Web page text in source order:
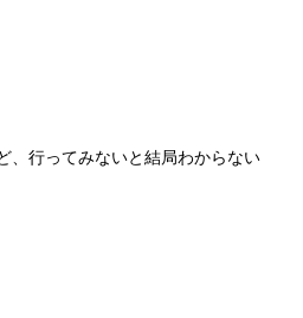
、行ってみないと結局わからない